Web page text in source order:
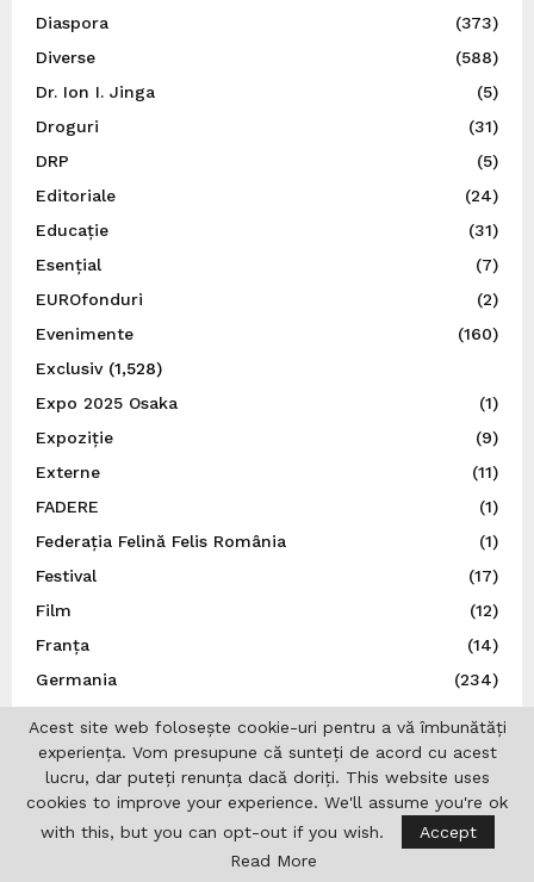
Diaspora
(373)
Diverse
(588)
Dr. Ion I. Jinga
(5)
Droguri
(31)
DRP
(5)
Editoriale
(24)
Educație
(31)
Esențial
(7)
EUROfonduri
(2)
Evenimente
(160)
Exclusiv(1,528)
Expo 2025 Osaka
(1)
Expoziție
(9)
Externe
(11)
FADERE
(1)
Federația Felină Felis România
(1)
Festival
(17)
Film
(12)
Franța
(14)
Germania
(234)
Iaşi
(16)
ICR Lisabona
(19)
(20)
(3)
Acest site web folosește cookie-uri pentru a vă îmbunătăți
experiența. Vom presupune că sunteți de acord cu acest
lucru, dar puteți renunța dacă doriți. This website uses
cookies to improve your experience. We'll assume you're ok
with this, but you can opt-out if you wish.
Accept
Read More